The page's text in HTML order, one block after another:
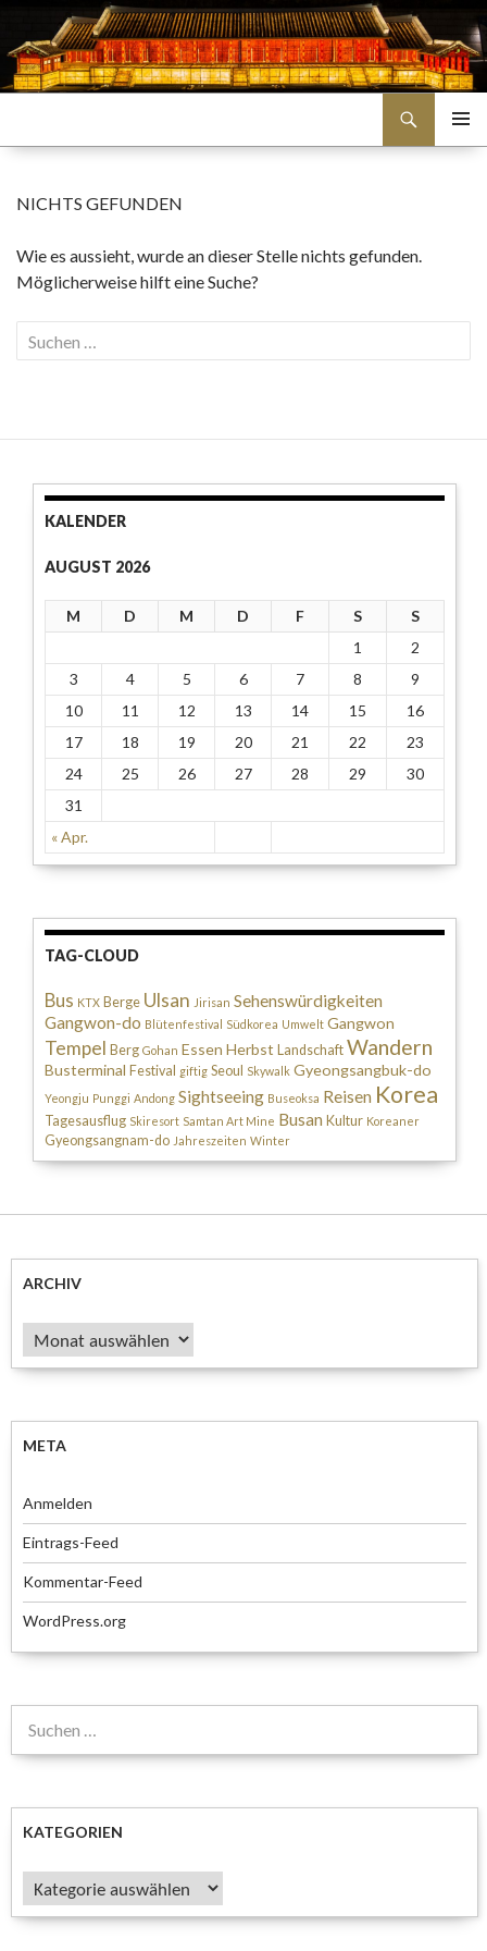
NICHTS GEFUNDEN
Wie es aussieht, wurde an dieser Stelle nichts gefunden.
Möglicherweise hilft eine Suche?
Suchen
nach:
KALENDER
AUGUST 2026
M D M D F S S
« Apr.
1
2
3
4 5 6 7 8
9
10
11 12 13 14 15
16
17
18 19 20 21 22
23
24
25 26 27 28 29
30
31
TAG-CLOUD
Bus KTX Berge Ulsan Jirisan Sehenswürdigkeiten
Gangwon-do Blütenfestival Südkorea Umwelt Gangwon
Tempel Berg Gohan Essen Herbst Landschaft Wandern
Busterminal Festival giftig Seoul Skywalk Gyeongsangbuk-do
Yeongju Punggi Andong Sightseeing Buseoksa Reisen Korea
Tagesausflug Skiresort Samtan Art Mine Busan Kultur Koreaner
Gyeongsangnam-do Jahreszeiten Winter
ARCHIV
Archiv
META
Anmelden
Eintrags-Feed
Kommentar-Feed
WordPress.org
Suchen
KATEGORIEN
Kategorien